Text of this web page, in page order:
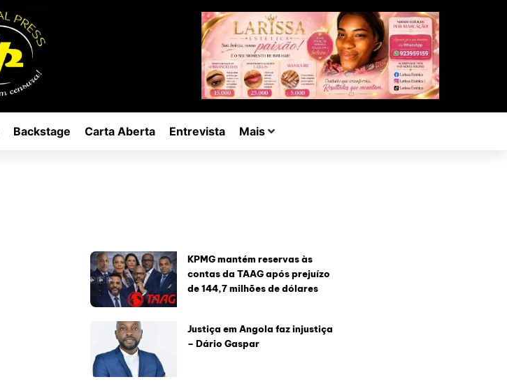
Backstage Carta Aberta Entrevista Mais
KPMG mantém reservas às
contas da TAAG após prejuízo
de 144,7 milhões de dólares
Justiça em Angola faz injustiça
– Dário Gaspar